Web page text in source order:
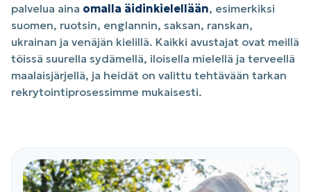
palvelua aina omalla äidinkielellään, esimerkiksi
suomen, ruotsin, englannin, saksan, ranskan,
ukrainan ja venäjän kielillä. Kaikki avustajat ovat meillä
töissä suurella sydämellä, iloisella mielellä ja terveellä
maalaisjärjellä, ja heidät on valittu tehtävään tarkan
rekrytointiprosessimme mukaisesti.